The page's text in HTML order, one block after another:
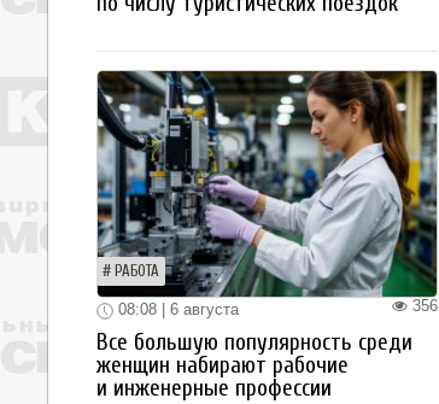
РАБОТА
356
08:08 | 6 августа
Все большую популярность среди
женщин набирают рабочие
и инженерные профессии